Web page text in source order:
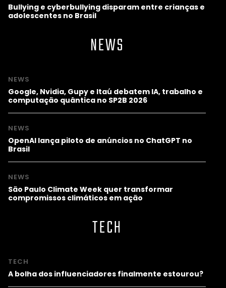
Bullying e cyberbullying disparam entre crianças e
adolescentes no Brasil
NEWS
NEWS
Google, Nvidia, Gupy e Itaú debatem IA, trabalho e
computação quântica no SP2B 2026
NEWS
OpenAI lança piloto de anúncios no ChatGPT no
Brasil
NEWS
São Paulo Climate Week quer transformar
compromissos climáticos em ação
TECH
TECH
A bolha dos influenciadores finalmente estourou?